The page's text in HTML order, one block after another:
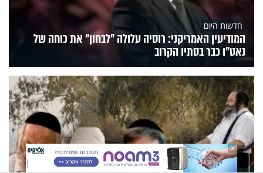
חדשות היום
המודיעין האמריקני: רוסיה עלולה "לבחון" את כוחה של
נאט"ו כבר בסתיו הקרוב
X